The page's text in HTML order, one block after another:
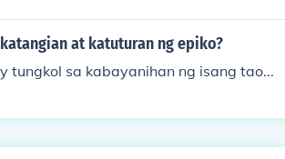
at katuturan ng epiko?
tungkol sa kabayanihan ng isang tao...